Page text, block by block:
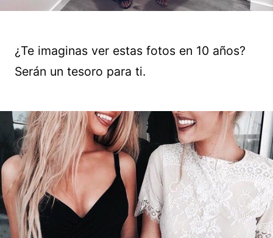
¿Te imaginas ver estas fotos en 10 años?
Serán un tesoro para ti.